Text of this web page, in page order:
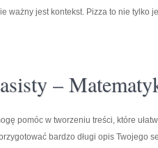
ważny jest kontekst. Pizza to nie tylko
–
pomóc w tworzeniu treści, które
bardzo długi opis Twojego